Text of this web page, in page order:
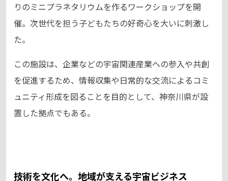
りのミニプラネタリウムを作るワークショップを開
催。次世代を担う子どもたちの好奇心を大いに刺激し
た。
この施設は、企業などの宇宙関連産業への参入や共創
を促進するため、情報収集や日常的な交流によるコミ
ュニティ形成を図ることを目的として、神奈川県が設
置した拠点でもある。
技術を文化へ。地域が支える宇宙ビジネス